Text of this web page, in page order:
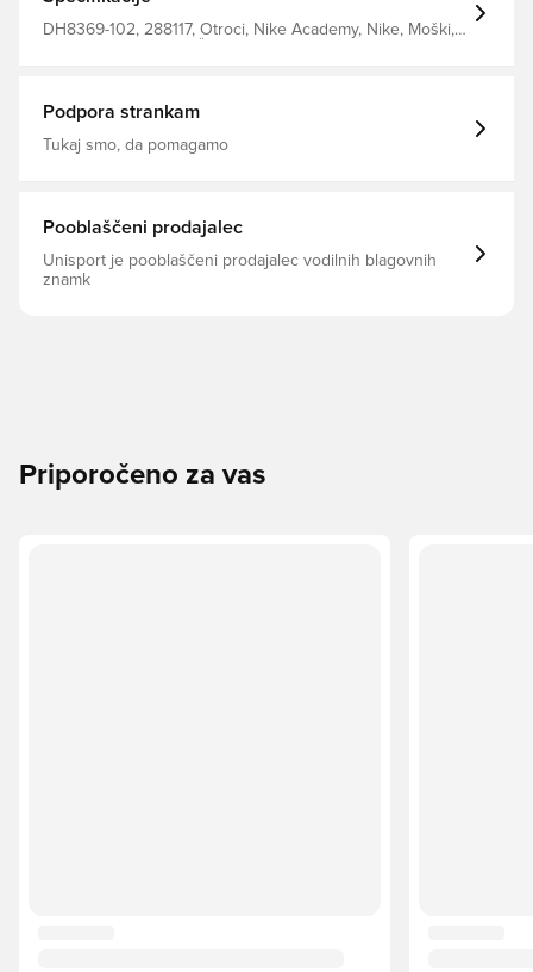
DH8369-102, 288117, Otroci, Nike Academy, Nike, Moški,
Podpora strankam
Tukaj smo, da pomagamo
Pooblaščeni prodajalec
Unisport je pooblaščeni prodajalec vodilnih blagovnih
znamk
Priporočeno za vas